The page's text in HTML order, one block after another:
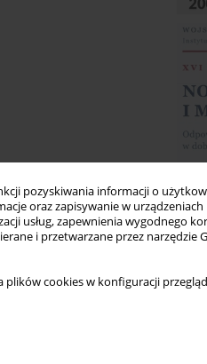
pozyskiwania informacji o
oraz zapisywanie w
usług, zapewnienia wygodnego
i przetwarzane przez narzędzie
cookies w konfiguracji